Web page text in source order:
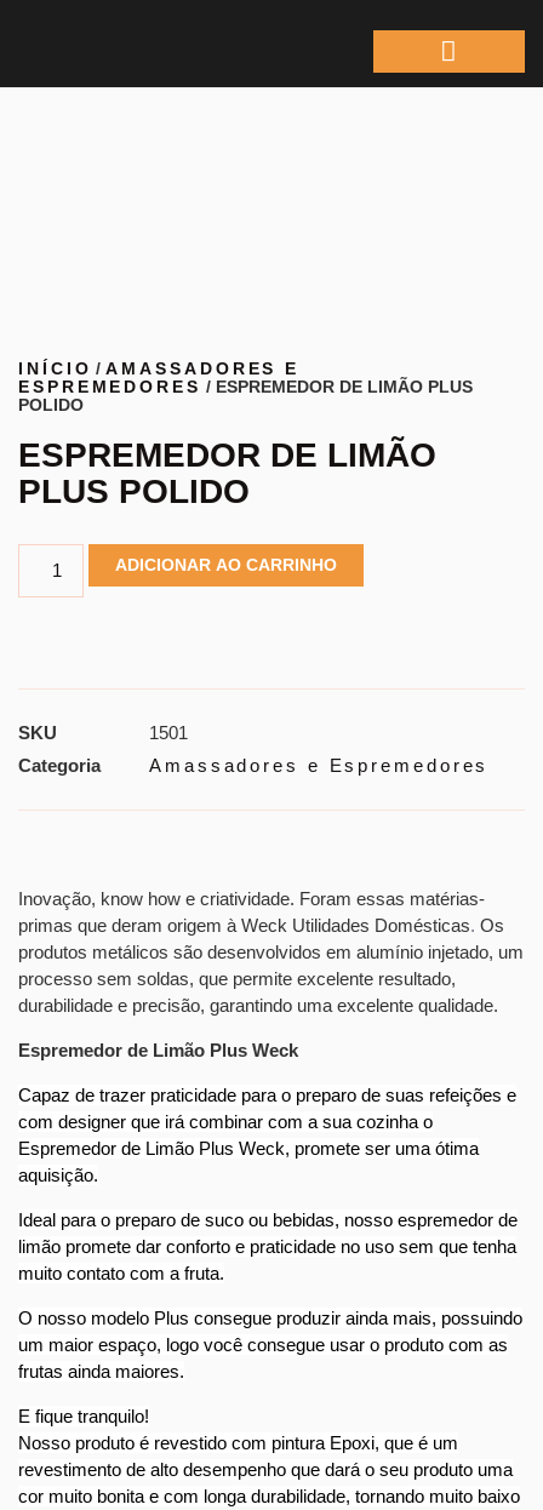
INÍCIO /AMASSADORES E
ESPREMEDORES / ESPREMEDOR DE LIMÃO PLUS
POLIDO
ESPREMEDOR DE LIMÃO
PLUS POLIDO
ADICIONAR AO CARRINHO
SKU
1501
Categoria
Amassadores e Espremedores
Inovação, know how e criatividade. Foram essas matérias-
primas que deram origem à Weck Utilidades Domésticas. Os
produtos metálicos são desenvolvidos em alumínio injetado, um
processo sem soldas, que permite excelente resultado,
durabilidade e precisão, garantindo uma excelente qualidade.
Espremedor de Limão Plus Weck
Capaz de trazer praticidade para o preparo de suas refeições e
com designer que irá combinar com a sua cozinha o
Espremedor de Limão Plus Weck, promete ser uma ótima
aquisição.
Ideal para o preparo de suco ou bebidas, nosso espremedor de
limão promete dar conforto e praticidade no uso sem que tenha
muito contato com a fruta.
O nosso modelo Plus consegue produzir ainda mais, possuindo
um maior espaço, logo você consegue usar o produto com as
frutas ainda maiores.
E fique tranquilo!
Nosso produto é revestido com pintura Epoxi, que é um
revestimento de alto desempenho que dará o seu produto uma
cor muito bonita e com longa durabilidade, tornando muito baixo